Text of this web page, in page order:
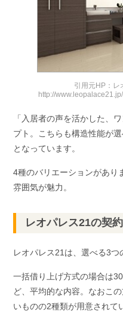
引用元HP：レ
http://
「入居者の声を活かした、
プト。こちらも構造性能が
となっています。
4種のバリエーションがあり
雰囲気が魅力。
レオパレス21の契
レオパレス21は、選べる3つ
一括借り上げ方式の場合は
ど、平均的な内容。なおこ
いものの2種類が用意されて